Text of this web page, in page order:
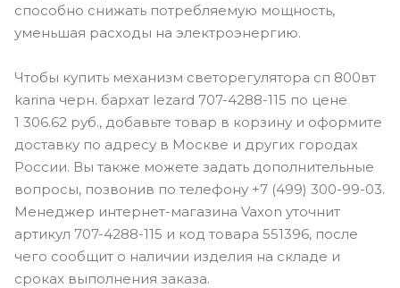
способно снижать потребляемую мощность,
уменьшая расходы на электроэнергию.
Чтобы купить механизм светорегулятора сп 800вт
karina черн. бархат lezard 707-4288-115 по цене
1 306.62 руб., добавьте товар в корзину и оформите
доставку по адресу в Москве и других городах
России. Вы также можете задать дополнительные
вопросы, позвонив по телефону +7 (499) 300-99-03.
Менеджер интернет-магазина Vaxon уточнит
артикул 707-4288-115 и код товара 551396, после
чего сообщит о наличии изделия на складе и
сроках выполнения заказа.